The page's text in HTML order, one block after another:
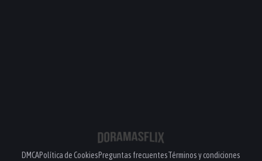
DMCAPolítica de CookiesPreguntas frecuentesTérminos y condiciones